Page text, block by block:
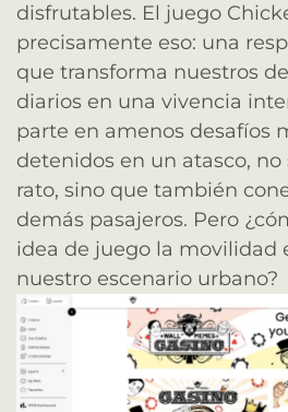
disfrutables. El juego
precisamente eso: una
que transforma nuestros
diarios en una vivencia
parte en amenos desafíos
detenidos en un atasco, no
rato, sino que también
demás pasajeros. Pero
idea de juego la movilidad
nuestro escenario urbano?